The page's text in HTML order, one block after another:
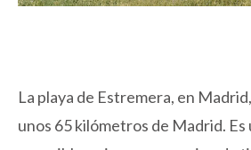
La playa de Estremera, en
unos 65 kilómetros de Madrid. Es